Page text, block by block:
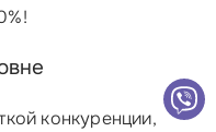
конкуренции,